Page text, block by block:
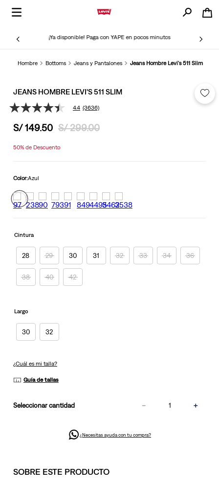
¡Ya disponible! Paga con YAPE en pocos minutos
Hombre Bottoms Jeans y Pantalones Jeans Hombre Levi's 511 Slim
JEANS HOMBRE LEVI'S 511 SLIM
4.4
5
medio
Read
3636
Reviews.
Enlace
en
4.4 (3636)
S/ 149.50 S/ 299.00
50%de Descuento
Color:Azul
Cintura
28 29 30 31 32 33 34 36
38 40 42
Largo
30 32
¿Cuál es mi talla?
Guía de tallas
cantidad ＋
－
¿Necesitas ayuda con tu compra?
SOBRE ESTE PRODUCTO